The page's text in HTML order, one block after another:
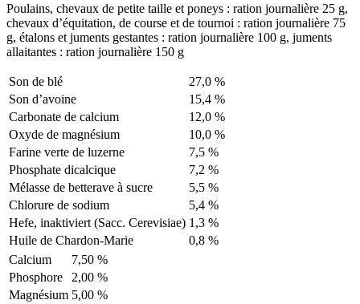
Poulains, chevaux de petite taille et poneys : ration journalière 25 g,
chevaux d’équitation, de course et de tournoi : ration journalière 75
g, étalons et juments gestantes : ration journalière 100 g, juments
allaitantes : ration journalière 150 g
Son de blé
27,0 %
Son d’avoine
15,4 %
Carbonate de calcium
12,0 %
Oxyde de magnésium
10,0 %
Farine verte de luzerne
7,5 %
Phosphate dicalcique
7,2 %
Mélasse de betterave à sucre
5,5 %
Chlorure de sodium
5,4 %
Hefe, inaktiviert (Sacc. Cerevisiae) 1,3 %
Huile de Chardon-Marie
0,8 %
Calcium
7,50 %
Phosphore
2,00 %
Magnésium 5,00 %